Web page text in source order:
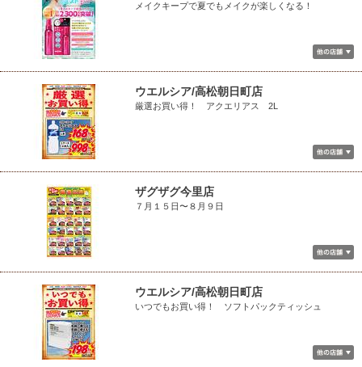
メイクキープで夏でもメイクが楽しくなる！
ウエルシア/高松朝日町店
厳選お買い得！ アクエリアス 2L
ザグザグ今里店
７月１５日〜８月９日
ウエルシア/高松朝日町店
いつでもお買い得！ ソフトパックティッシュ